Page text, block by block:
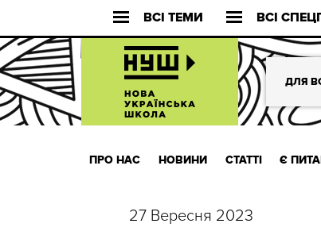
ВСІ ТЕМИ ВСІ
ДЛЯ
ПРО НАС НОВИНИ СТАТТІ Є
27 Вересня 2023